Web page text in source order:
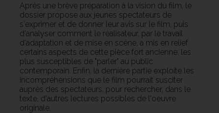
Après une brève préparation à la vision du film, le
dossier propose aux jeunes spectateurs de
s'exprimer et de donner leur avis sur le film, puis
d'analyser comment le réalisateur, par le travail
d'adaptation et de mise en scène, a mis en relief
certains aspects de cette pièce fort ancienne, les
plus susceptibles de "parler" au public
contemporain. Enfin, la dernière partie exploite les
incompréhensions que le film pourrait susciter
auprès des spectateurs, pour rechercher, dans le
texte, d'autres lectures possibles de l'oeuvre
originale.